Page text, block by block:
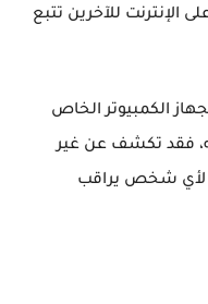
الإنترنت للآخرين تتبع
الكمبيوتر الخاص
فقد تكشف عن غير
لأي شخص يراقب